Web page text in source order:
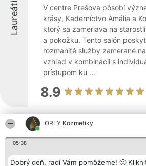
ORLY Kozmetiky
05:38
Dobrý deň, radi Vám pomôžeme! 🙂
Laureáti
V centre Prešova pôsobí
krásy, Kaderníctvo Amália a
ktorý sa zameriava na
a pokožku. Tento salón
rozmanité služby zamerané
vzhľad v kombinácii s
prístupom ku ...
8.9
Weppo Tattoo